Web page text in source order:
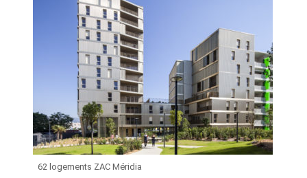
62 logements ZAC Méridia